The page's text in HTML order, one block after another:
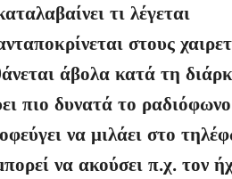
τι λέγεται
στους
άβολα κατά τη
πιο δυνατά το
να μιλάει στο
να ακούσει π.χ. τον